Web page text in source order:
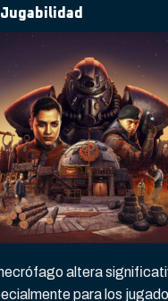
altera
para los